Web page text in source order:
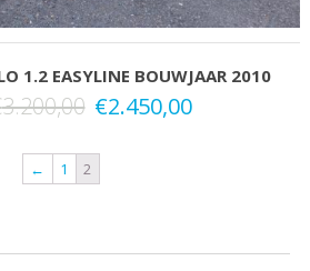
1.2 EASYLINE BOUWJAAR 2010
3.200,00 €2.450,00
← 1 2